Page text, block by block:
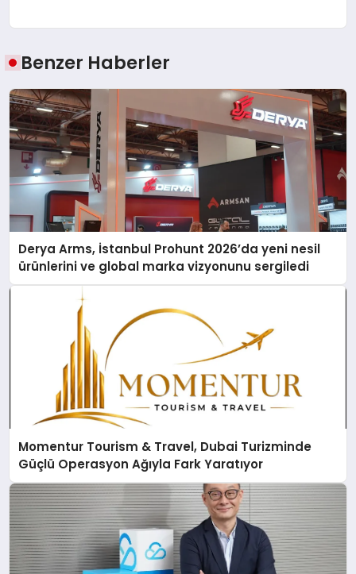
Benzer Haberler
Derya Arms, İstanbul Prohunt 2026’da yeni nesil
ürünlerini ve global marka vizyonunu sergiledi
Momentur Tourism & Travel, Dubai Turizminde
Güçlü Operasyon Ağıyla Fark Yaratıyor